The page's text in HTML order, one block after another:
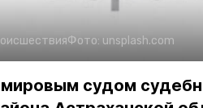
Фото: unsplash.com
судом